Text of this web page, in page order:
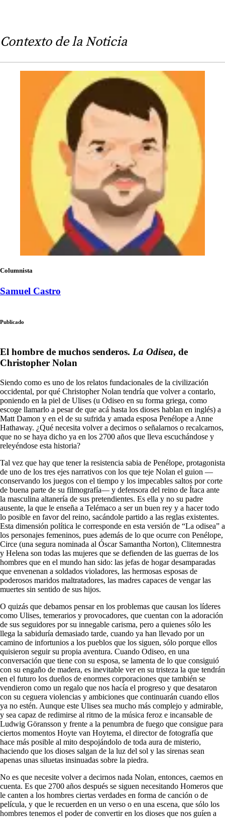
Contexto de la Noticia
Columnista
Samuel Castro
Publicado
El hombre de muchos senderos. La Odisea, de
Christopher Nolan
Siendo como es uno de los relatos fundacionales de la civilización
occidental, por qué Christopher Nolan tendría que volver a contarlo,
poniendo en la piel de Ulises (u Odiseo en su forma griega, como
escoge llamarlo a pesar de que acá hasta los dioses hablan en inglés) a
Matt Damon y en el de su sufrida y amada esposa Penélope a Anne
Hathaway. ¿Qué necesita volver a decirnos o señalarnos o recalcarnos,
que no se haya dicho ya en los 2700 años que lleva escuchándose y
releyéndose esta historia?
Tal vez que hay que tener la resistencia sabia de Penélope, protagonista
de uno de los tres ejes narrativos con los que teje Nolan el guion —
conservando los juegos con el tiempo y los impecables saltos por corte
de buena parte de su filmografía— y defensora del reino de Ítaca ante
la masculina altanería de sus pretendientes. Es ella y no su padre
ausente, la que le enseña a Telémaco a ser un buen rey y a hacer todo
lo posible en favor del reino, sacándole partido a las reglas existentes.
Esta dimensión política le corresponde en esta versión de “La odisea” a
los personajes femeninos, pues además de lo que ocurre con Penélope,
Circe (una segura nominada al Óscar Samantha Norton), Clitemnestra
y Helena son todas las mujeres que se defienden de las guerras de los
hombres que en el mundo han sido: las jefas de hogar desamparadas
que envenenan a soldados violadores, las hermosas esposas de
poderosos maridos maltratadores, las madres capaces de vengar las
muertes sin sentido de sus hijos.
O quizás que debamos pensar en los problemas que causan los líderes
como Ulises, temerarios y provocadores, que cuentan con la adoración
de sus seguidores por su innegable carisma, pero a quienes sólo les
llega la sabiduría demasiado tarde, cuando ya han llevado por un
camino de infortunios a los pueblos que los siguen, sólo porque ellos
quisieron seguir su propia aventura. Cuando Odiseo, en una
conversación que tiene con su esposa, se lamenta de lo que consiguió
con su engaño de madera, es inevitable ver en su tristeza la que tendrán
en el futuro los dueños de enormes corporaciones que también se
vendieron como un regalo que nos hacía el progreso y que desataron
con su ceguera violencias y ambiciones que continuarán cuando ellos
ya no estén. Aunque este Ulises sea mucho más complejo y admirable,
y sea capaz de redimirse al ritmo de la música feroz e incansable de
Ludwig Göransson y frente a la penumbra de fuego que consigue para
ciertos momentos Hoyte van Hoytema, el director de fotografía que
hace más posible al mito despojándolo de toda aura de misterio,
haciendo que los dioses salgan de la luz del sol y las sirenas sean
apenas unas siluetas insinuadas sobre la piedra.
No es que necesite volver a decirnos nada Nolan, entonces, caemos en
cuenta. Es que 2700 años después se siguen necesitando Homeros que
le canten a los hombres ciertas verdades en forma de canción o de
película, y que le recuerden en un verso o en una escena, que sólo los
hombres tenemos el poder de convertir en los dioses que nos guíen a